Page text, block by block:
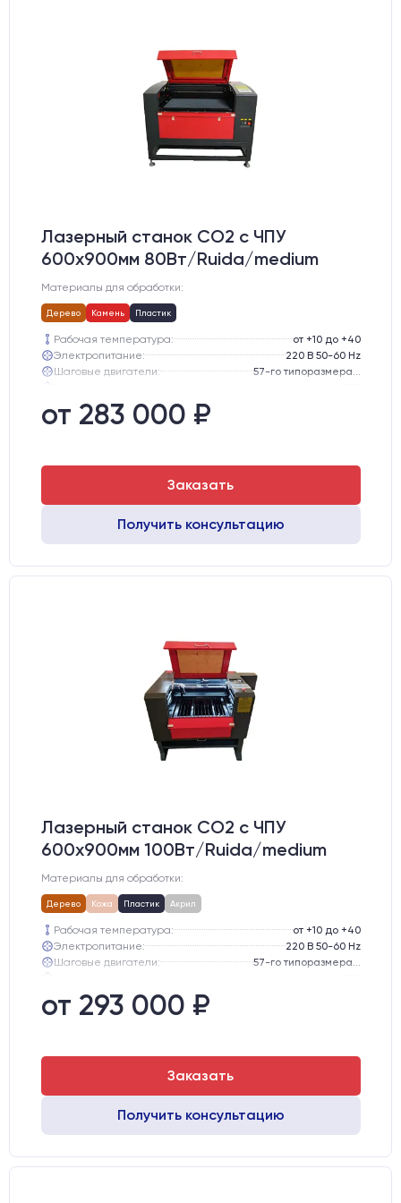
Лазерный станок CO2 c ЧПУ
600х900мм 80Вт/Ruida/medium
Материалы для обработки:
Дерево Камень Пластик
Рабочая температура:
от +10 до +40
Электропитание:
220 В 50-60 Hz
Шаговые двигатели:
Направляющие оси Y:
Направляющие оси Х:
от 283 000 ₽
Заказать
Получить консультацию
Лазерный станок CO2 c ЧПУ
600х900мм 100Вт/Ruida/medium
Материалы для обработки:
Дерево Кожа Пластик Акрил
Рабочая температура:
от +10 до +40
Электропитание:
220 В 50-60 Hz
Шаговые двигатели:
Направляющие оси Y:
Направляющие оси Х:
от 293 000 ₽
Заказать
Получить консультацию